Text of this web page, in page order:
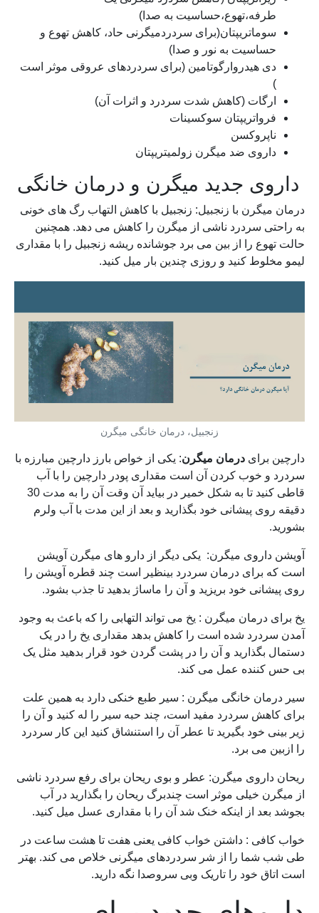
طرفه،تهوع،حساسیت به صدا)
سوماتریپتان(برای سردردمیگرنی حاد، کاهش تهوع و
حساسیت به نور و صدا)
دی هیدروارگوتامین (برای سردردهای عروقی موثر است
)
ارگات (کاهش شدت سردرد و اثرات آن)
فرواتریپتان سوکسینات
ناپروکسن
داروی ضد میگرن زولمیتریپتان
داروی جدید میگرن و درمان خانگی
درمان میگرن با زنجبیل: زنجبیل با کاهش التهاب رگ های خونی
به راحتی سردرد ناشی از میگرن را کاهش می دهد. همچنین
حالت تهوع را از بین می برد جوشانده ریشه زنجبیل را با مقداری
لیمو مخلوط کنید و روزی چندین بار میل کنید.
زنجبیل، درمان خانگی میگرن
دارچین برای درمان میگرن: یکی از خواص بارز دارچین مبارزه با
سردرد و خوب کردن آن است مقداری پودر دارچین را با آب
قاطی کنید تا به شکل خمیر در بیاید آن وقت آن را به مدت 30
دقیقه روی پیشانی خود بگذارید و بعد از این مدت با آب ولرم
بشورید.
آویشن داروی میگرن: یکی دیگر از دارو های میگرن آویشن
است که برای درمان سردرد بینظیر است چند قطره آویشن را
روی پیشانی خود بریزید و آن را ماساژ بدهید تا جذب بشود.
یخ برای درمان میگرن : یخ می تواند التهابی را که باعث به وجود
آمدن سردرد شده است را کاهش بدهد مقداری یخ را در یک
دستمال بگذارید و آن را در پشت گردن خود قرار بدهید مثل یک
بی حس کننده عمل می کند.
سیر درمان خانگی میگرن : سیر طبع خنکی دارد به همین علت
برای کاهش سردرد مفید است، چند حبه سیر را له کنید و آن را
زیر بینی خود بگیرید تا عطر آن را استنشاق کنید این کار سردرد
را ازبین می برد.
ریحان داروی میگرن: عطر و بوی ریحان برای رفع سردرد ناشی
از میگرن خیلی موثر است چندبرگ ریحان را بگذارید در آب
بجوشد بعد از اینکه خنک شد آن را با مقداری عسل میل کنید.
خواب کافی : داشتن خواب کافی یعنی هفت تا هشت ساعت در
طی شب شما را از شر سردردهای میگرنی خلاص می کند. بهتر
است اتاق خود را تاریک وبی سروصدا نگه دارید.